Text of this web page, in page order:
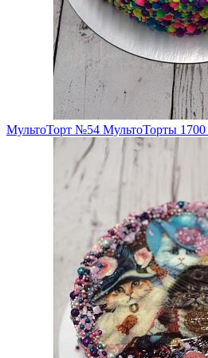
МультоТорт №54 МультоТорты 1700